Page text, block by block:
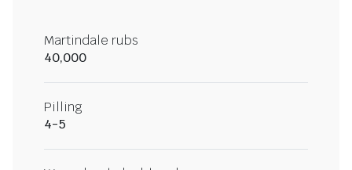
Martindale rubs
40,000
Pilling
4-5